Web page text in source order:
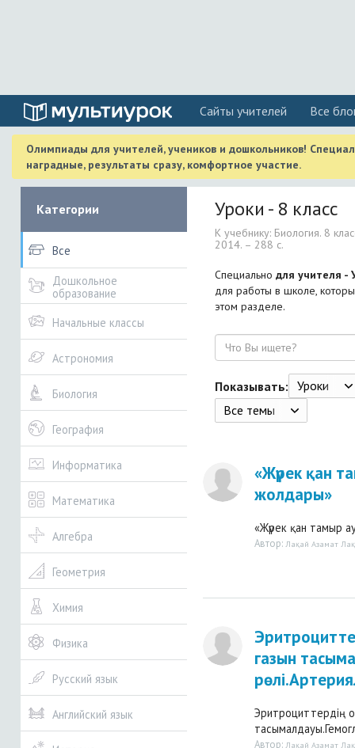
Cайты учителей Все
Олимпиады для учителей, учеников и дошкольников!
наградные, результаты сразу, комфортное участие.
Категории
Все
Дошкольное
образование
Начальные классы
Астрономия
Биология
География
Информатика
Математика
Алгебра
Геометрия
Химия
Физика
Русский язык
Английский язык
Уроки - 8 класс
К учебнику: Биология. 8
2014. – 288 с.
Специально для учителя -
для работы в школе,
этом разделе.
Поиск
Показывать: Уроки
Все темы
«Жүрек қан
жолдары»
«Жүрек қан тамыр
Автор: Лақай Азамат
газын
Эритроциттердің
Автор: Лақай Азамат